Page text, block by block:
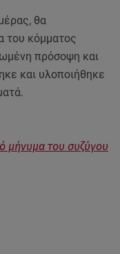
θα
του κόμματος
πρόσοψη και
και υλοποιήθηκε
μήνυμα του συζύγου